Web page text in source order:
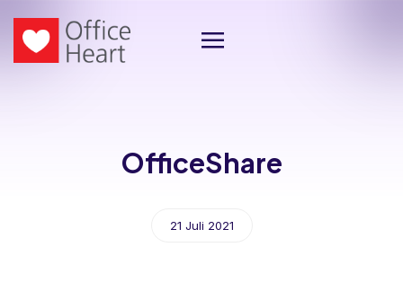
OfficeShare
21 Juli 2021